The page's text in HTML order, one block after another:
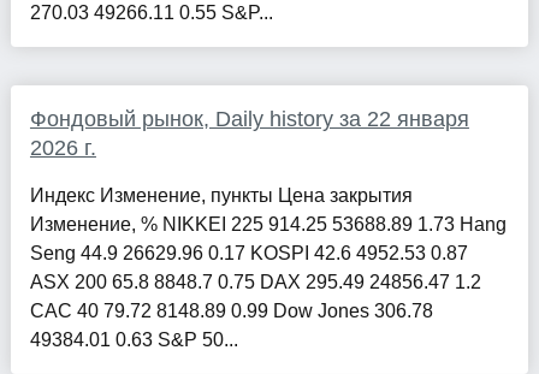
270.03 49266.11 0.55 S&P...
Фондовый рынок, Daily history за 22 января
2026 г.
Индекс Изменение, пункты Цена закрытия
Изменение, % NIKKEI 225 914.25 53688.89 1.73 Hang
Seng 44.9 26629.96 0.17 KOSPI 42.6 4952.53 0.87
ASX 200 65.8 8848.7 0.75 DAX 295.49 24856.47 1.2
CAC 40 79.72 8148.89 0.99 Dow Jones 306.78
49384.01 0.63 S&P 50...